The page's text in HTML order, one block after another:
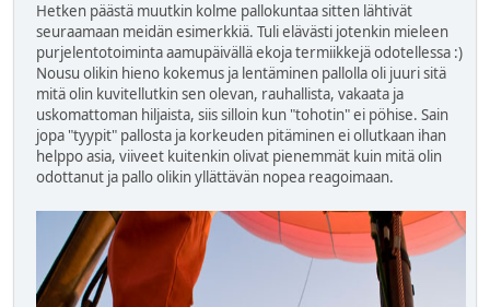
Hetken päästä muutkin kolme pallokuntaa sitten lähtivät
seuraamaan meidän esimerkkiä. Tuli elävästi jotenkin mieleen
purjelentotoiminta aamupäivällä ekoja termiikkejä odotellessa :)
Nousu olikin hieno kokemus ja lentäminen pallolla oli juuri sitä
mitä olin kuvitellutkin sen olevan, rauhallista, vakaata ja
uskomattoman hiljaista, siis silloin kun "tohotin" ei pöhise. Sain
jopa "tyypit" pallosta ja korkeuden pitäminen ei ollutkaan ihan
helppo asia, viiveet kuitenkin olivat pienemmät kuin mitä olin
odottanut ja pallo olikin yllättävän nopea reagoimaan.